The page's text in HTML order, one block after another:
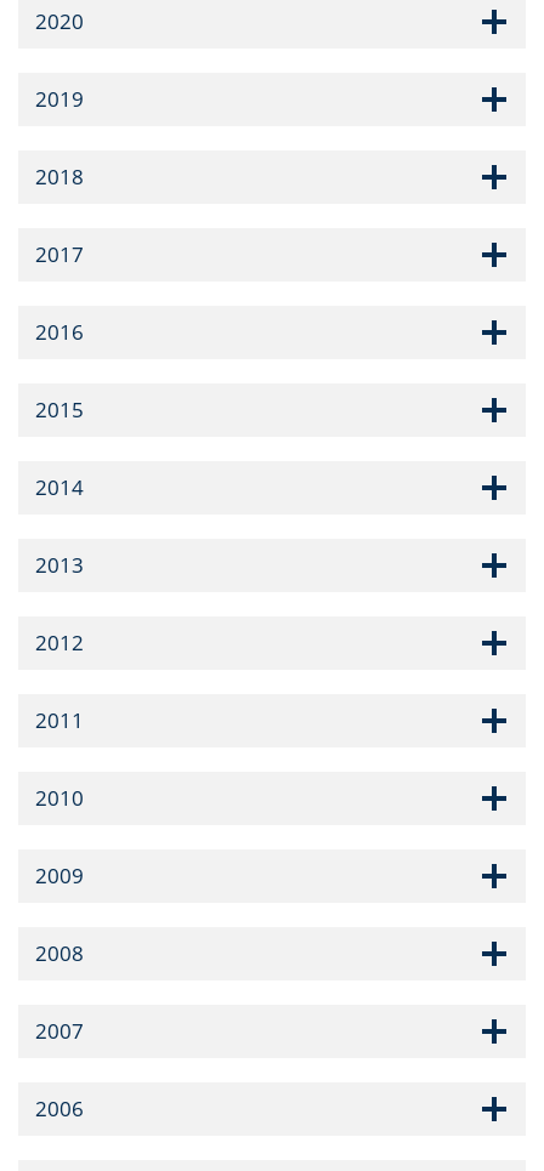
2020
2019
2018
2017
2016
2015
2014
2013
2012
2011
2010
2009
2008
2007
2006